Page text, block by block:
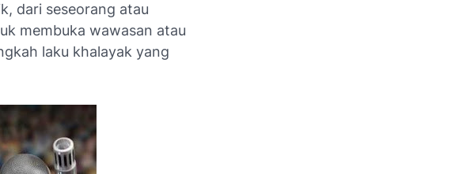
dari seseorang atau
membuka wawasan atau
laku khalayak yang